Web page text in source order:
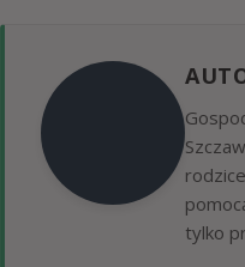
tylko